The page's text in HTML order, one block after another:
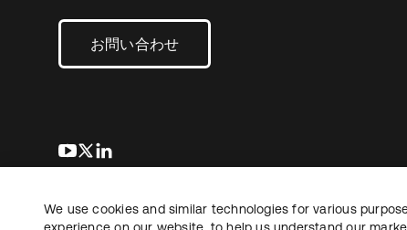
お問い合わせ
新しいタブで開く
新しいタブで開く
法務プ
Copyright © 2026 Okta. All rights reserved.
We use cookies and similar technologies for various